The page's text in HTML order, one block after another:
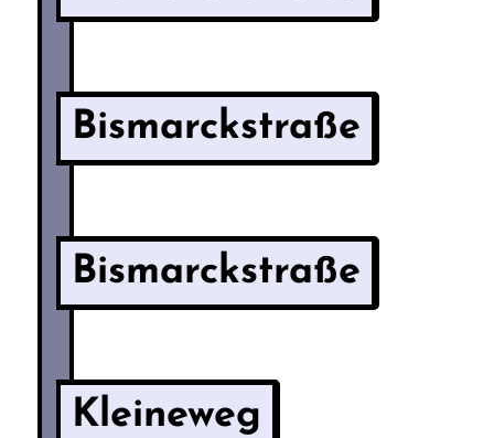
Bismarckstraße
Bismarckstraße
Kleineweg